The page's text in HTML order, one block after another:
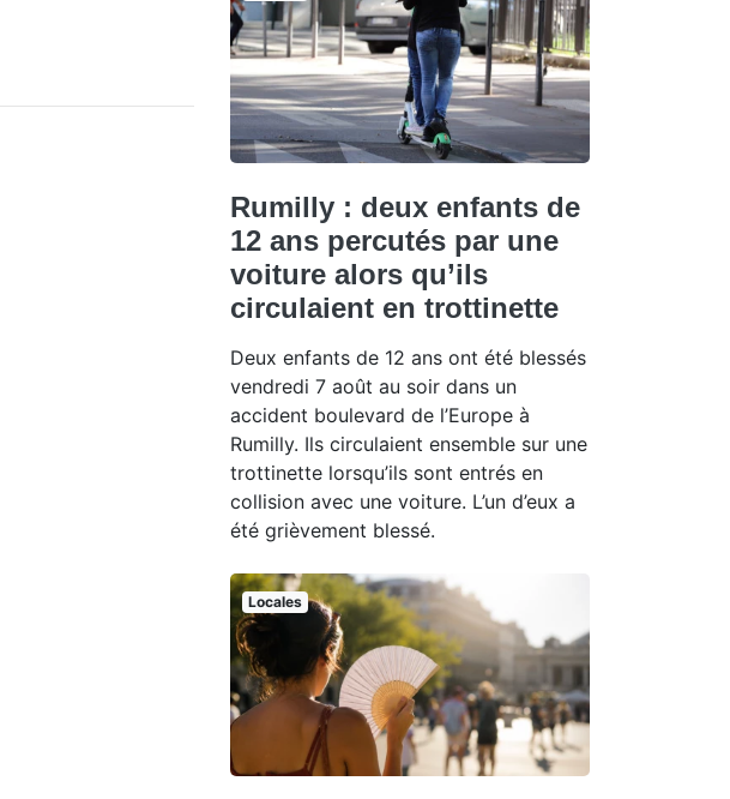
Rumilly : deux enfants de
12 ans percutés par une
voiture alors qu’ils
circulaient en trottinette
Deux enfants de 12 ans ont été blessés
vendredi 7 août au soir dans un
accident boulevard de l’Europe à
Rumilly. Ils circulaient ensemble sur une
trottinette lorsqu’ils sont entrés en
collision avec une voiture. L’un d’eux a
été grièvement blessé.
Locales